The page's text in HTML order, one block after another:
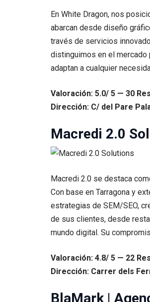
En White Dragon, nos
abarcan desde diseño
través de servicios
distinguimos en el mercado
adaptan a cualquier
Valoración: 5.0/ 5 — 30
Dirección: C/ del Pare
Macredi 2.0
Macredi 2.0 se destaca
Con base en Tarragona y
estrategias de SEM/SEO,
de sus clientes, desde
mundo digital. Su
Valoración: 4.8/ 5 — 22
Dirección: Carrer dels
BlaMark |